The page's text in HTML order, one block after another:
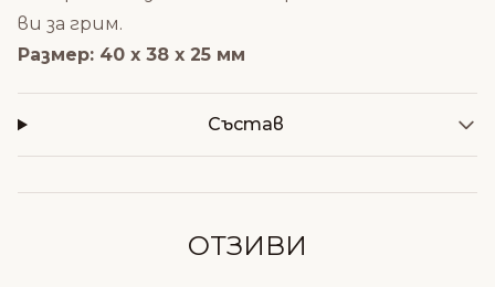
ви за грим.
Размер: 40 x 38 x 25 мм
Състав
ОТЗИВИ